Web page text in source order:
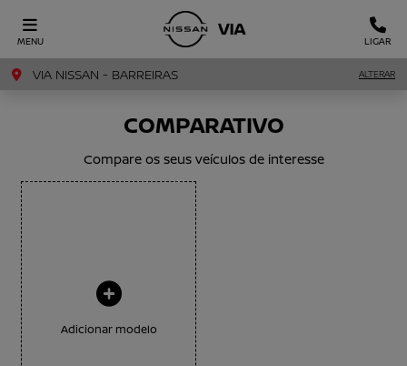
MENU LIGAR
VIA NISSAN - BARREIRAS ALTERAR
COMPARATIVO
Compare os seus veículos de interesse
Adicionar modelo